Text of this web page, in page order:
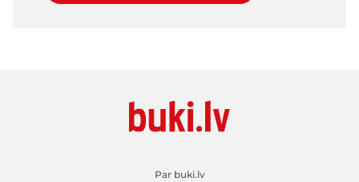
Par buki.lv